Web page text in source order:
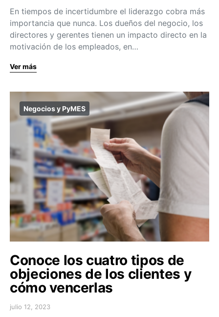
En tiempos de incertidumbre el liderazgo cobra más
importancia que nunca. Los dueños del negocio, los
directores y gerentes tienen un impacto directo en la
motivación de los empleados, en…
Ver más
Negocios y PyMES
Conoce los cuatro tipos de
objeciones de los clientes y
cómo vencerlas
julio 12, 2023